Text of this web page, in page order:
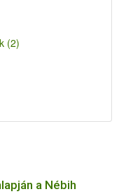
(2)
a Nébih